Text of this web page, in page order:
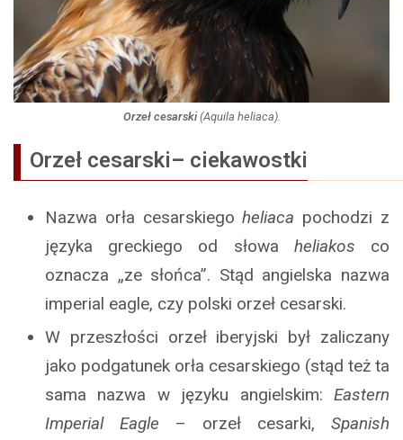
Orzeł cesarski(Aquila heliaca).
Orzeł cesarski– ciekawostki
Nazwa orła cesarskiegoheliaca pochodzi z
języka greckiego od słowa heliakos co
oznacza „ze słońca”. Stąd angielska nazwa
imperial eagle, czy polski orzeł cesarski.
W przeszłości orzeł iberyjski był zaliczany
jako podgatunek orła cesarskiego (stąd też ta
sama nazwa w języku angielskim: Eastern
Imperial Eagle – orzeł cesarki, Spanish